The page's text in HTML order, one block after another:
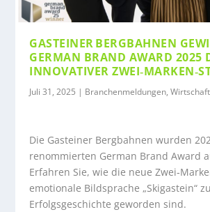
GASTEINER BERGBAHNEN
GERMAN BRAND AWARD 2025
INNOVATIVER
Juli 31, 2025 | Branchenmeldungen,
Die Gasteiner Bergbahnen wurden
renommierten German Brand Award
Erfahren Sie, wie die neue
emotionale Bildsprache „Skigastein“
Erfolgsgeschichte geworden sind.